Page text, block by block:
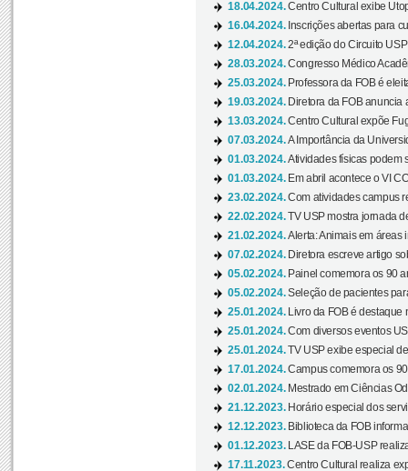
18.04.2024.Centro Cultural exibe
16.04.2024. Inscrições abertas para
12.04.2024.2ª edição do Circuito
28.03.2024.Congresso Médico
25.03.2024. Professora da FOB é
19.03.2024. Diretora da FOB anuncia
13.03.2024.Centro Cultural expõe
07.03.2024.A Importância da
01.03.2024.Atividades físicas podem
01.03.2024. Em abril acontece o VI
23.02.2024.Com atividades campus
22.02.2024.TV USP mostra jornada
21.02.2024.Alerta: Animais em áreas
07.02.2024. Diretora escreve artigo
05.02.2024. Painel comemora os 90
05.02.2024.Seleção de pacientes
25.01.2024.
Livro da FOB é destaque
25.01.2024.Com diversos eventos
25.01.2024.TV USP exibe especial
17.01.2024.Campus comemora os
02.01.2024. Mestrado em Ciências
21.12.2023. Horário especial dos
12.12.2023. Biblioteca da FOB
01.12.2023.
LASE da FOB-USP
17.11.2023.Centro Cultural realiza